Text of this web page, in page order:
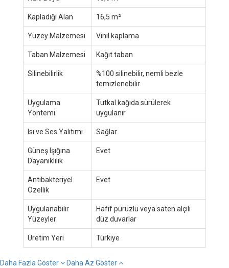
Kapladığı Alan 16,5 m²
Yüzey Malzemesi Vinil kaplama
Taban Malzemesi Kağıt taban
Silinebilirlik
%100 silinebilir, nemli bezle
temizlenebilir
Uygulama
Yöntemi
Tutkal kağıda sürülerek
uygulanır
Isı ve Ses Yalıtımı Sağlar
Güneş Işığına
Dayanıklılık
Evet
Antibakteriyel
Özellik
Evet
Uygulanabilir
Yüzeyler
Hafif pürüzlü veya saten alçılı
düz duvarlar
Üretim Yeri Türkiye
Daha Fazla Göster
Daha Az Göster